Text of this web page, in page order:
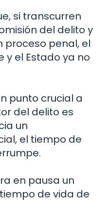
si transcurren
del delito y
proceso penal, el
y el Estado ya no
punto crucial a
del delito es
un
el tiempo de
en pausa un
de vida de